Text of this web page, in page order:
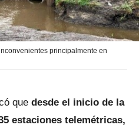
principalmente en
que desde el inicio de la
estaciones telemétricas,